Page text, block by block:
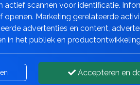
& lijfrente
actief scannen voor identificatie.
Marketing gerelateerde
advertenties en content,
in het publiek en
Accepteren en